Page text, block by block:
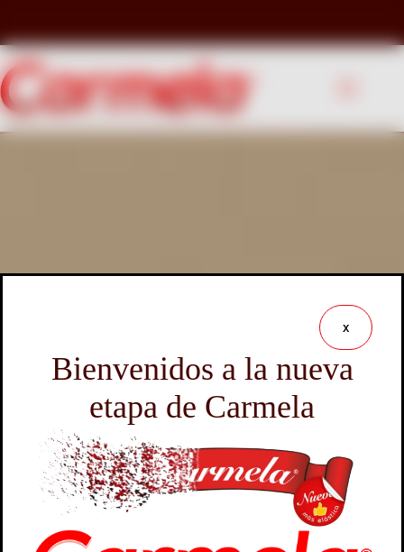
contenido
x
Bienvenidos a la nueva
etapa de Carmela